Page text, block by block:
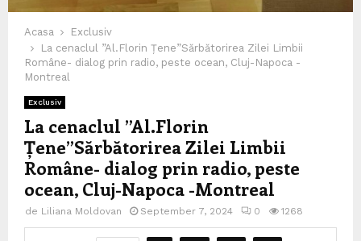
Acasa
Exclusiv
La cenaclul ”Al.Florin Țene”Sărbătorirea Zilei Limbii
Române- dialog prin radio, peste ocean, Cluj-Napoca -
Montreal
Exclusiv
La cenaclul ”Al.Florin
Țene”Sărbătorirea Zilei Limbii
Române- dialog prin radio, peste
ocean, Cluj-Napoca -Montreal
de Liliana Moldovan September 7, 2024 0 1268